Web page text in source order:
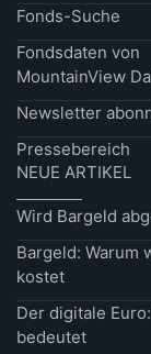
Fonds-Suche
Fondsdaten von
MountainView
Newsletter
Pressebereich
NEUE ARTIKEL
Wird Bargeld
Bargeld: Warum
kostet
Der digitale
bedeutet